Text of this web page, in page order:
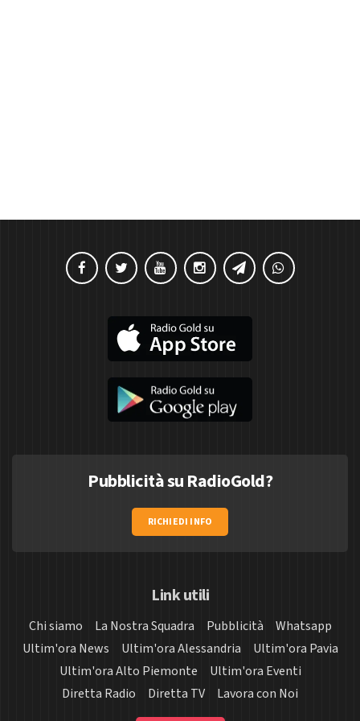
Pubblicità su RadioGold?
RICHIEDI INFO
Link utili
Chi siamo La Nostra Squadra Pubblicità
Whatsapp
Ultim'ora News
Ultim'ora Alessandria
Ultim'ora Pavia
Ultim'ora Alto Piemonte
Ultim'ora Eventi
Diretta Radio
Diretta TV Lavora con Noi